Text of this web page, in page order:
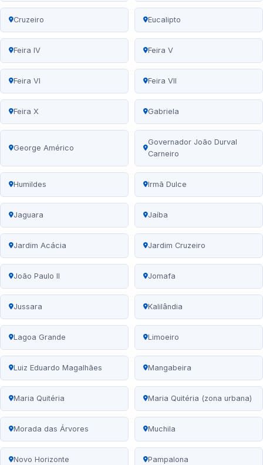
Cruzeiro Eucalipto
Feira IV Feira V
Feira VI Feira VII
Feira X Gabriela
George Américo
Governador João Durval
Carneiro
Humildes Irmã Dulce
Jaguara Jaíba
Jardim Acácia Jardim Cruzeiro
João Paulo II Jomafa
Jussara Kalilândia
Lagoa Grande Limoeiro
Luiz Eduardo Magalhães Mangabeira
Maria Quitéria Maria Quitéria (zona urbana)
Morada das Árvores Muchila
Novo Horizonte Pampalona